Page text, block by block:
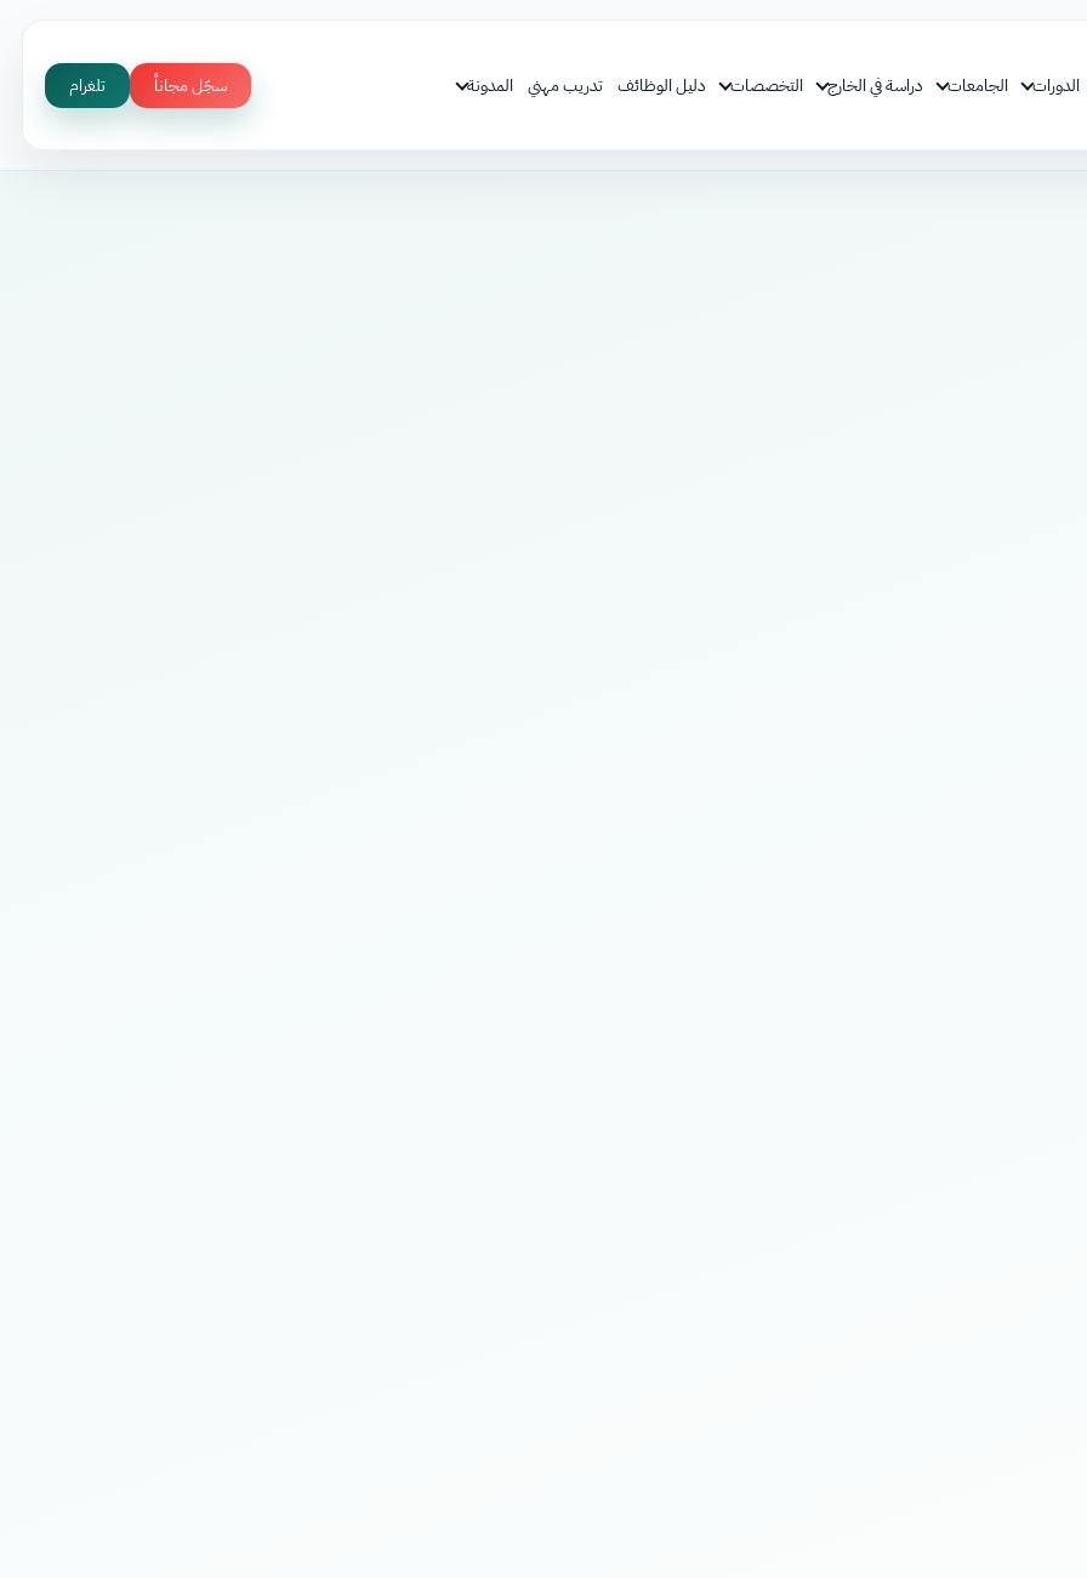
الدورات الجامعات دراسة في الخارج التخصصات دليل الوظائف تدريب مهني المدونة سجّل مجاناً تلغرام